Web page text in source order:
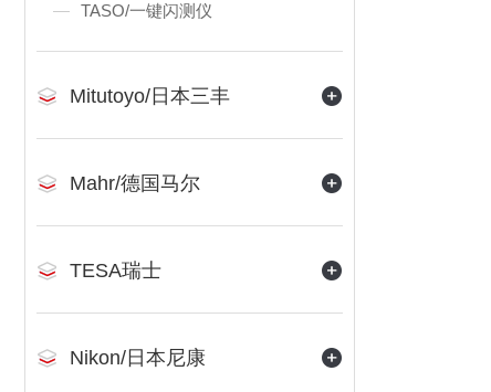
TASO/一键闪测仪
Mitutoyo/日本三丰
Mahr/德国马尔
TESA瑞士
Nikon/日本尼康